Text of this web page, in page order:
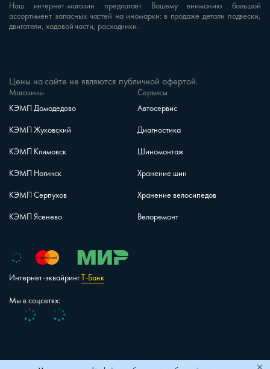
Магазины
КЭМП Домодедово
КЭМП Жуковский
КЭМП Климовск
КЭМП Ногинск
КЭМП Серпухов
КЭМП Ясенево
Сервисы
Автосервис
Диагностика
Шиномонтаж
Хранение шин
Хранение велосипедов
Велоремонт
Наш интернет-магазин предлагает Вашему вниманию большой
ассортимент запасных частей на иномарки: в продаже детали подвески,
двигатели, ходовой части, расходники.
Интернет-эквайрингТ-Банк
Мы в соцсетях:
Vk Telegram
Цены на сайте не являются публичной офертой.
Карта сайта +7 (495) 150-40-26